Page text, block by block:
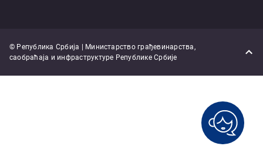
© Република Србија | Министарство грађевинарства,
саобраћаја и инфраструктуре Републике Србије